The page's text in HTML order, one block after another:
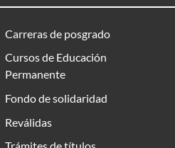
Carreras de posgrado
Cursos de Educación
Permanente
Fondo de solidaridad
Reválidas